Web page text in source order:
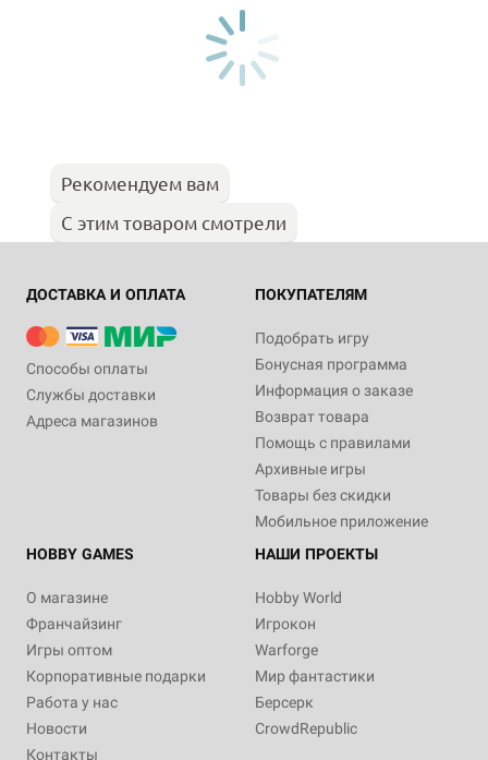
Рекомендуем вам
С этим товаром смотрели
ДОСТАВКА И ОПЛАТА
Способы оплаты
Службы доставки
Адреса магазинов
ПОКУПАТЕЛЯМ
Подобрать игру
Бонусная программа
Информация о заказе
Возврат товара
Помощь с правилами
Архивные игры
Товары без скидки
Мобильное приложение
HOBBY GAMES
О магазине
Франчайзинг
Игры оптом
Корпоративные подарки
Работа у нас
Новости
Контакты
НАШИ ПРОЕКТЫ
Hobby World
Игрокон
Warforge
Мир фантастики
Берсерк
CrowdRepublic